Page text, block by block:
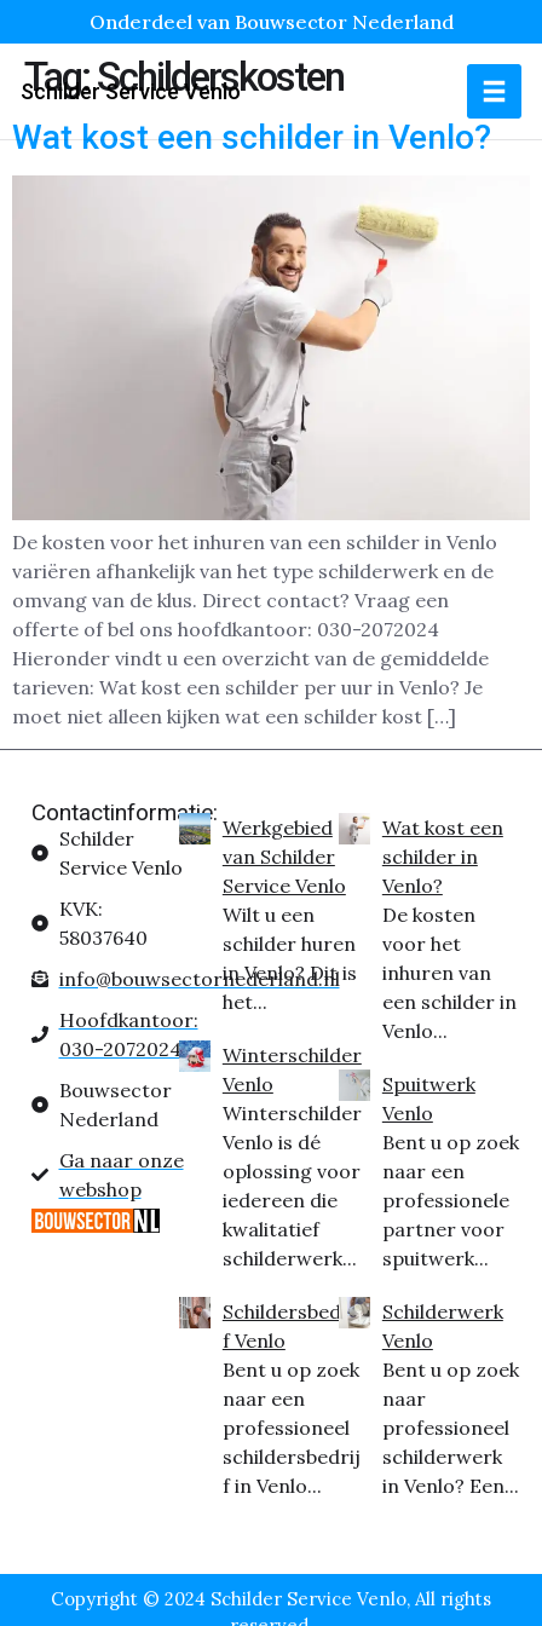
Onderdeel van Bouwsector Nederland
Schilder Service Venlo
Tag:Schilderskosten
Wat kost een schilder in Venlo?
De kosten voor het inhuren van een schilder in Venlo
variëren afhankelijk van het type schilderwerk en de
omvang van de klus. Direct contact? Vraag een
offerte of bel ons hoofdkantoor: 030-2072024
Hieronder vindt u een overzicht van de gemiddelde
tarieven: Wat kost een schilder per uur in Venlo? Je
moet niet alleen kijken wat een schilder kost […]
Contactinformatie:
Schilder
Service Venlo
KVK:
58037640
info@bouwsectornederland.nl
Hoofdkantoor:
030-2072024
Bouwsector
Nederland
Ga naar onze
webshop
Werkgebied
van Schilder
Service Venlo
Wilt u een
schilder huren
in Venlo? Dit is
het...
Winterschilder
Venlo
Winterschilder
Venlo is dé
oplossing voor
iedereen die
kwalitatief
schilderwerk...
Schildersbedrij
f Venlo
Bent u op zoek
naar een
professioneel
schildersbedrij
f in Venlo...
Wat kost een
schilder in
Venlo?
De kosten
voor het
inhuren van
een schilder in
Venlo...
Spuitwerk
Venlo
Bent u op zoek
naar een
professionele
partner voor
spuitwerk...
Schilderwerk
Venlo
Bent u op zoek
naar
professioneel
schilderwerk
in Venlo? Een...
Copyright © 2024 Schilder Service Venlo, All rights